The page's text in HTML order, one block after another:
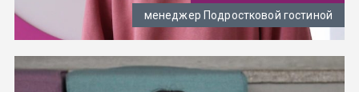
менеджер Подростковой гостиной